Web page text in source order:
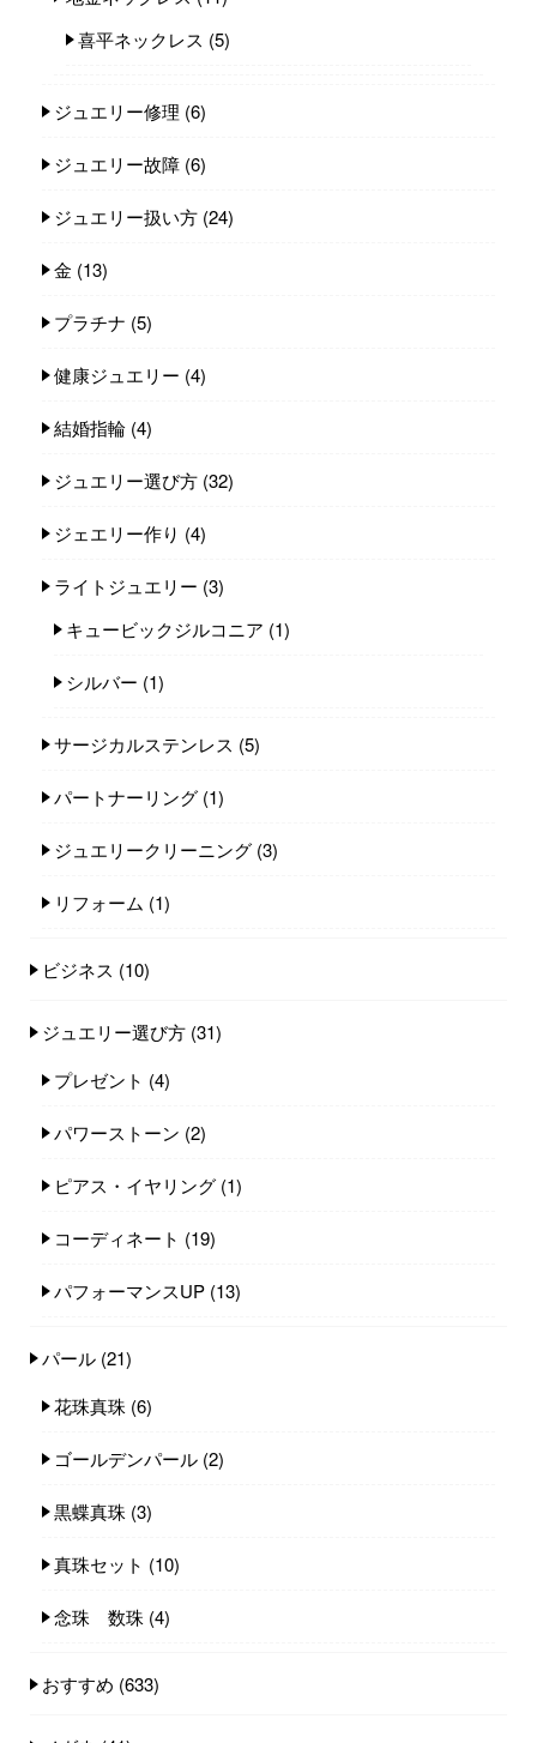
喜平ネックレス (5)
ジュエリー修理 (6)
ジュエリー故障 (6)
ジュエリー扱い方 (24)
金 (13)
プラチナ (5)
健康ジュエリー (4)
結婚指輪 (4)
ジュエリー選び方 (32)
ジェエリー作り (4)
ライトジュエリー (3)
キュービックジルコニア (1)
シルバー (1)
サージカルステンレス (5)
パートナーリング (1)
ジュエリークリーニング (3)
リフォーム (1)
ビジネス (10)
ジュエリー選び方 (31)
プレゼント (4)
パワーストーン (2)
ピアス・イヤリング (1)
コーディネート (19)
パフォーマンスUP (13)
パール (21)
花珠真珠 (6)
ゴールデンパール (2)
黒蝶真珠 (3)
真珠セット (10)
念珠 数珠 (4)
おすすめ (633)